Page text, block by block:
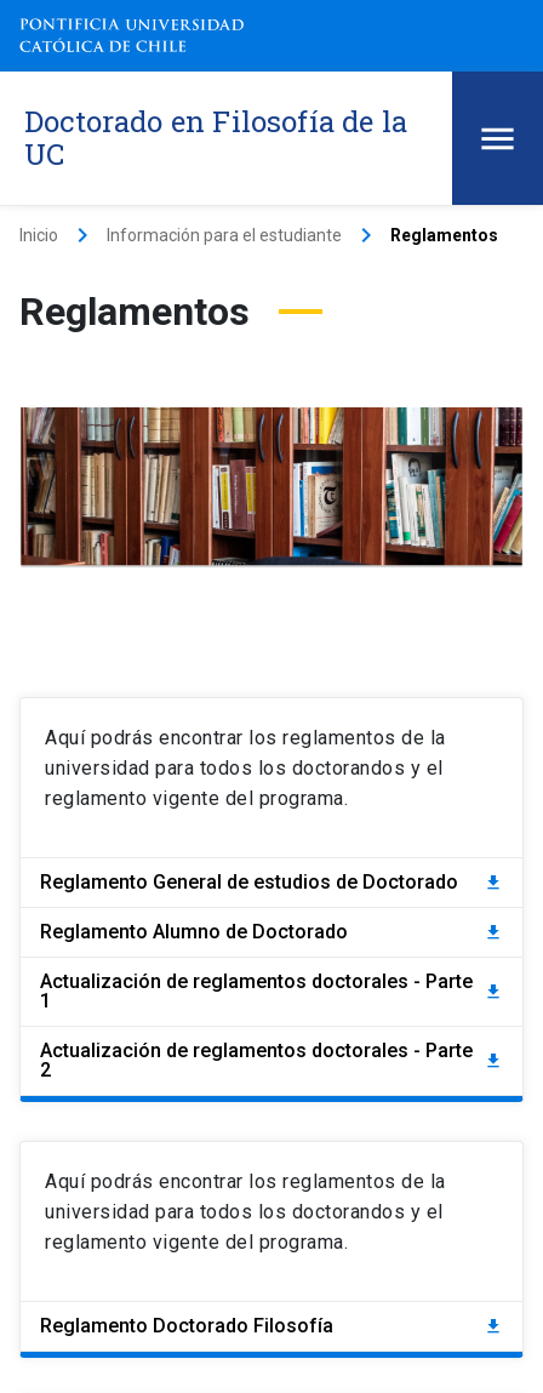
Doctorado en Filosofía de la
UC
Inicio keyboard_arrow_right Información para el estudiante keyboard_arrow_right Reglamentos
Reglamentos
Aquí podrás encontrar los reglamentos de la
universidad para todos los doctorandos y el
reglamento vigente del programa.
Reglamento General de estudios de Doctorado download
Reglamento Alumno de Doctorado download
Actualización de reglamentos doctorales - Parte
1
download
Actualización de reglamentos doctorales - Parte
2
download
Aquí podrás encontrar los reglamentos de la
universidad para todos los doctorandos y el
reglamento vigente del programa.
Reglamento Doctorado Filosofía download